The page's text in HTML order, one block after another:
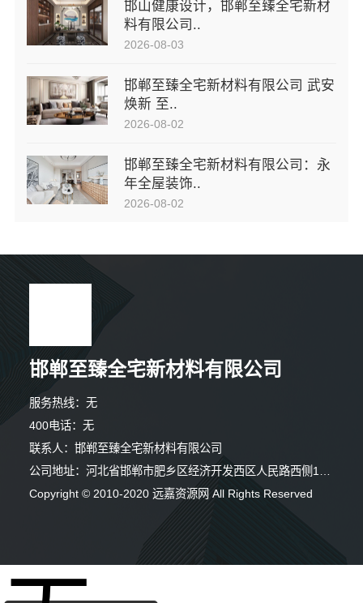
邯山健康设计，邯郸至臻全宅新材
料有限公司..
2026-08-03
邯郸至臻全宅新材料有限公司 武安
焕新 至..
2026-08-02
邯郸至臻全宅新材料有限公司：永
年全屋装饰..
2026-08-02
邯郸至臻全宅新材料有限公司
服务热线：无
400电话：无
联系人：邯郸至臻全宅新材料有限公司
Copyright © 2010-2020 远嘉资源网 All Rights Reserved